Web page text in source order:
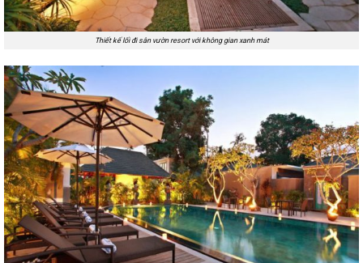
Thiết kế lối đi sân vườn resort với không gian xanh mát